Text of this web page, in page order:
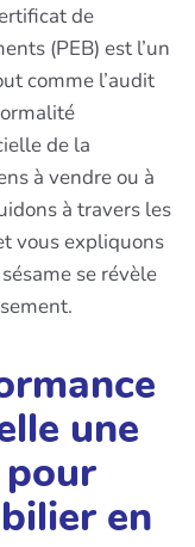
de
(PEB) est l’un
comme l’audit
de la
à vendre ou à
à travers les
vous expliquons
se révèle
une
en